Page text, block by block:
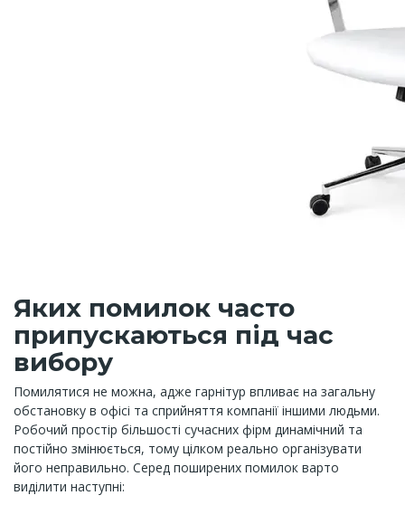
Яких помилок часто
припускаються під час
вибору
Помилятися не можна, адже гарнітур впливає на загальну
обстановку в офісі та сприйняття компанії іншими людьми.
Робочий простір більшості сучасних фірм динамічний та
постійно змінюється, тому цілком реально організувати
його неправильно. Серед поширених помилок варто
виділити наступні: